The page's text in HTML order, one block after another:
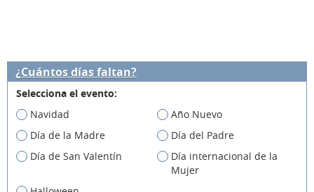
¿Cuántos días faltan?
Selecciona el evento:
Navidad
Año Nuevo
Día de la Madre
Día del Padre
Día de San Valentín
Día internacional de la
Mujer